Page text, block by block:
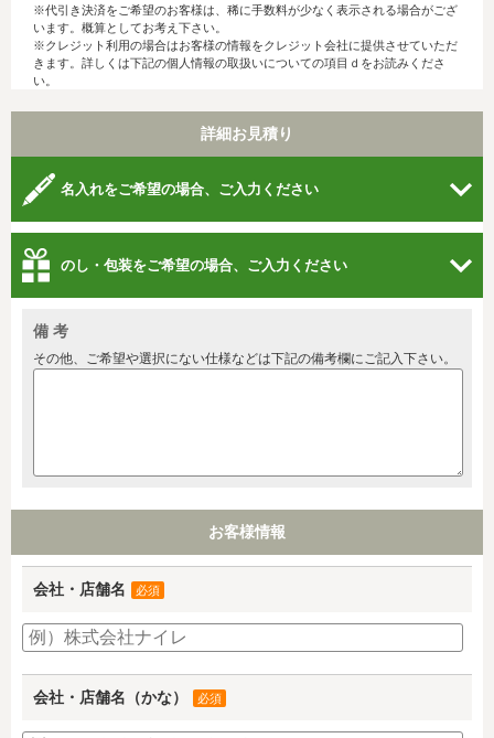
※代引き決済をご希望のお客様は、稀に手数料が少なく表示される場合がござ
います。概算としてお考え下さい。
※クレジット利用の場合はお客様の情報をクレジット会社に提供させていただ
きます。詳しくは下記の個人情報の取扱いについての項目ｄをお読みくださ
い。
詳細お見積り
名入れをご希望の場合、ご入力ください
のし・包装をご希望の場合、ご入力ください
備 考
その他、ご希望や選択にない仕様などは下記の備考欄にご記入下さい。
お客様情報
会社・店舗名 必須
会社・店舗名（かな） 必須